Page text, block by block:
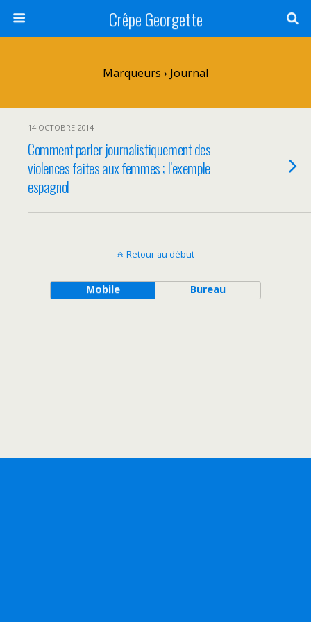
Crêpe Georgette
Marqueurs › Journal
14 OCTOBRE 2014
Comment parler journalistiquement des
violences faites aux femmes ; l’exemple
espagnol
Retour au début
Mobile Bureau